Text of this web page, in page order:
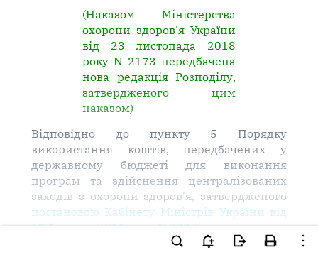
(Наказом Міністерства
охорони здоров'я України
від 23 листопада 2018
року N 2173 передбачена
нова редакція Розподілу,
затвердженого цим
наказом)
Відповідно до пункту 5 Порядку
використання коштів, передбачених у
державному бюджеті для виконання
програм та здійснення централізованих
заходів з охорони здоров'я, затвердженого
постановою Кабінету Міністрів України від
17 березня 2011 року N 298 "